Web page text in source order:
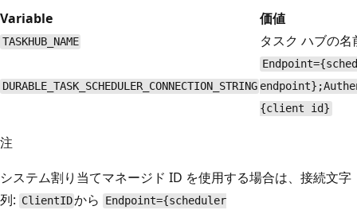
Variable
価値
TASKHUB_NAME タスク ハブの名
DURABLE_TASK_SCHEDULER_CONNECTION_STRING
{client id}
注
システム割り当てマネージド ID を使用する場合は、接続文字
列: ClientIDから
Endpoint={scheduler